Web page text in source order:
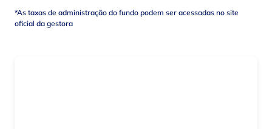
*As taxas de administração do fundo podem ser acessadas no site
oficial da gestora